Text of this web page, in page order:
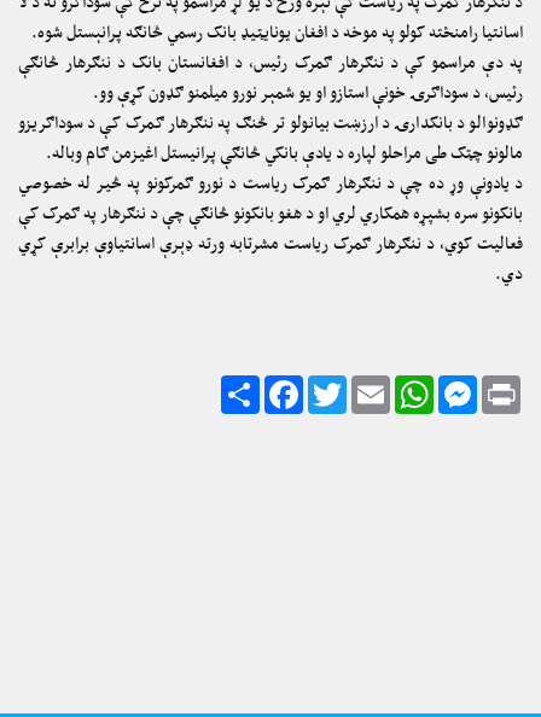
اسانتیا رامنځته کولو په موخه د افغان یونایټیډ بانک رسمي څانګه پرانېستل شوه.
په دې مراسمو کې د ننګرهار ګمرک رئیس، د افغانستان بانک د ننګرهار څانګې
رئیس، د سوداګرۍ خونې استازو او یو شمېر نورو میلمنو ګډون کړې وو.
ګډونوالو د بانکدارۍ د ارزښت بیانولو تر څنګ په ننګرهار ګمرک کې د سوداګریزو
مالونو چټک طی مراحلو لپاره د یادې بانکي څانګې پرانیستل اغیزمن ګام وباله.
د یادونې وړ ده چې د ننګرهار ګمرک ریاست د نورو ګمرکونو په څیر له خصوصي
بانکونو سره بشپړه همکاري لري او د هغو بانکونو څانګې چې د ننګرهار په ګمرک کې
فعالیت کوي، د ننګرهار ګمرک ریاست مشرتابه ورته ډېرې اسانتیاوې برابرې کړي
دي.